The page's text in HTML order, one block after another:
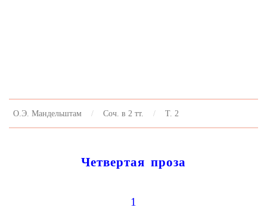
О.Э. Мандельштам Соч. в 2 тт. Т. 2
Четвертая проза
1